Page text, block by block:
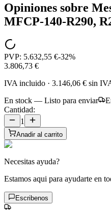
Opiniones sobre
MFCP-140-R290,
PVP: 5.632,55 €-32%
3.806,73 €
IVA incluido · 3.146,06 € sin
En stock — Listo para enviar
Cantidad:
1
Anadir al carrito
Necesitas ayuda?
Estamos aqui para ayudarte en
Escribenos